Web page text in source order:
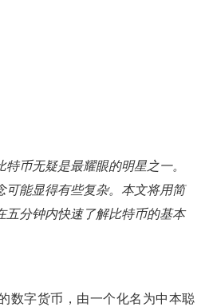
币无疑是最耀眼的明星之一。
可能显得有些复杂。本文将用简
五分钟内快速了解比特币的基本
数字货币，由一个化名为中本聪